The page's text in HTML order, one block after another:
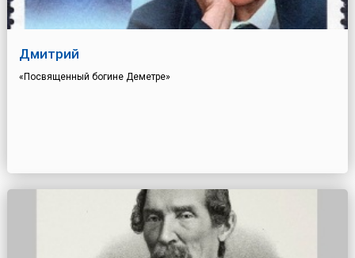
Дмитрий
«Посвященный богине Деметре»